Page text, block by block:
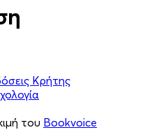
Κρήτης
του Bookvoice